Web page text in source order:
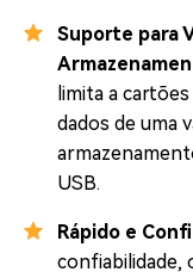
Suporte para
limita a
dados de uma
USB.
Rápido e
confiabilidade,